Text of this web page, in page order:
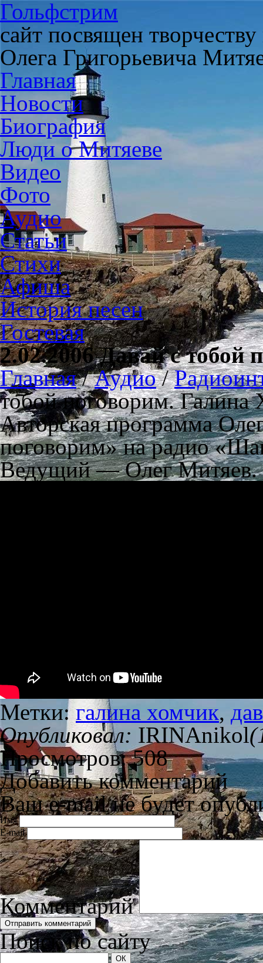
Гольфстрим
сайт посвящен
Олега Григорьевича
Главная
Новости
Биография
Люди о Митяеве
Видео
Фото
Аудио
Статьи
Стихи
Афиша
История песен
Гостевая
2.02.2006 Давай с
Главная/Аудио/
тобой поговорим. Галина
Авторская программа
поговорим» на радио
Ведущий — Олег Митяев.
Метки: галина хомчик,
Опубликовал: IRINAnikol
Просмотров: 508
Добавить комментарий
Ваш e-mail не будет
Имя
E-mail
Комментарий
Поиск по сайту